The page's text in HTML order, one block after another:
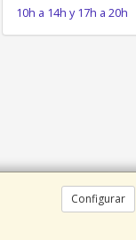
Configurar
10h a 14h y 17h a 20h